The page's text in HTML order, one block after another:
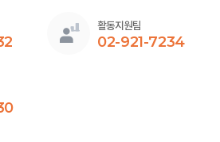
활동지원팀
02-921-7234